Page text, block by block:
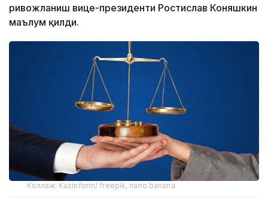
ривожланиш вице-президенти Ростислав Коняшкин
маълум қилди.
Коллаж: Kazinform/ freepik, nano banana